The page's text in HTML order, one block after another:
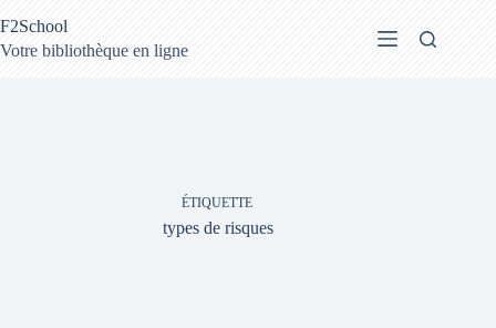
au
contenu
F2School
Votre bibliothèque en ligne
ÉTIQUETTE
types de risques